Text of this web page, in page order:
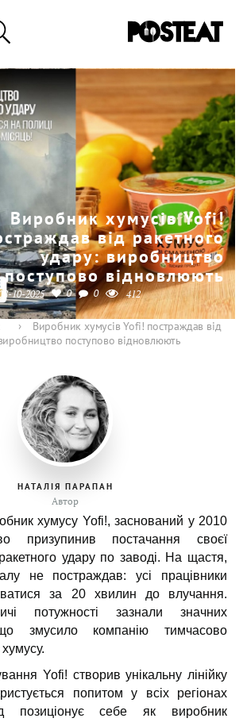
Виробник хумусів Yofi!
від ракетного
удару: виробництво
поступово відновлюють
10-2025 0 0 412
›
Виробник хумусів Yofi! постраждав від
поступово відновлюють
НАТАЛІЯ ПАРАПАН
Автор
хумусу Yofi!, заснований у 2010
призупинив постачання своєї
ракетного удару по заводі. На щастя,
не постраждав: усі працівники
за 20 хвилин до влучання.
потужності зазнали значних
змусило компанію тимчасово
Yofi! створив унікальну лінійку
попитом у всіх регіонах
позиціонує себе як виробник